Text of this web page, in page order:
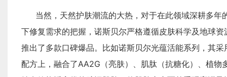
当然，天然护肤潮流的大热，对于在此领域深耕多
下修复需求的把握，诺斯贝尔严格遵循皮肤科学及地球
推出了多款口碑爆品。比如诺斯贝尔光蕴活能系列，其
配方上，融合了AA2G（亮肤）、肌肽（抗糖化）、植